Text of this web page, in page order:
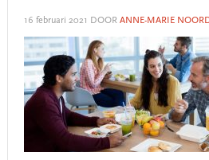
16 februari 2021 DOOR ANNE-MARIE